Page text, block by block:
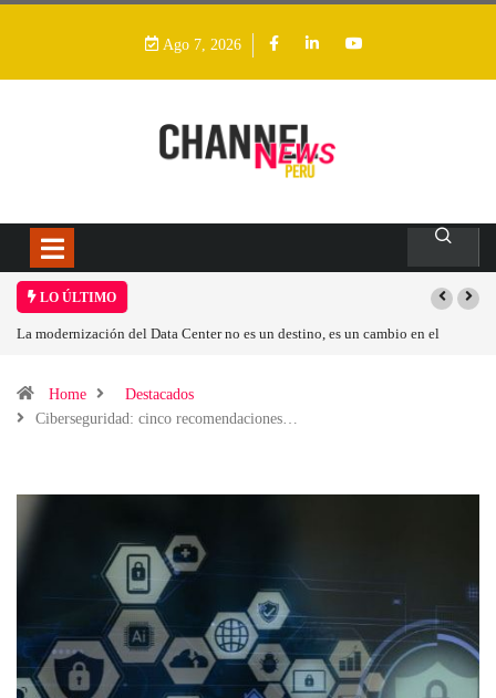
Ago 7, 2026
LO ÚLTIMO
cambio en el Los ingresos por semiconductores aumentarán más de un 94
Home
Destacados
Ciberseguridad: cinco recomendaciones…